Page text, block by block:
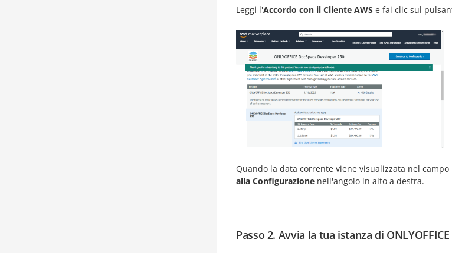
Leggi l'Accordo con il Cliente AWS e fai clic sul
Quando la data corrente viene visualizzata nel campo
alla Configurazione nell'angolo in alto a destra.
Passo 2. Avvia la tua istanza di